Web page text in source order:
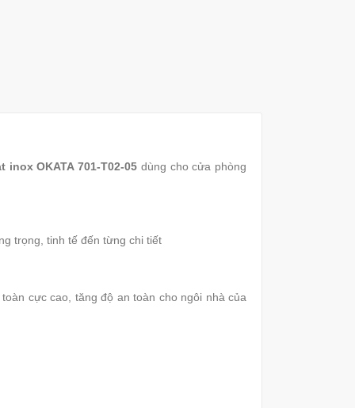
inox OKATA 701-T02-05 dùng cho cửa phòng
trọng, tinh tế đến từng chi tiết
cực cao, tăng độ an toàn cho ngôi nhà của